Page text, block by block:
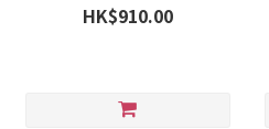
HK$910.00